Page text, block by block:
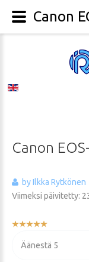
Canon
by Ilkka Rytkönen
Viimeksi päivitetty:
Käyttäjän
arvioida